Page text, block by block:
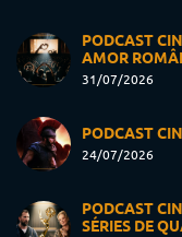
PODCAST
AMOR
31/07/2026
PODCAST
24/07/2026
PODCAST
SÉRIES DE